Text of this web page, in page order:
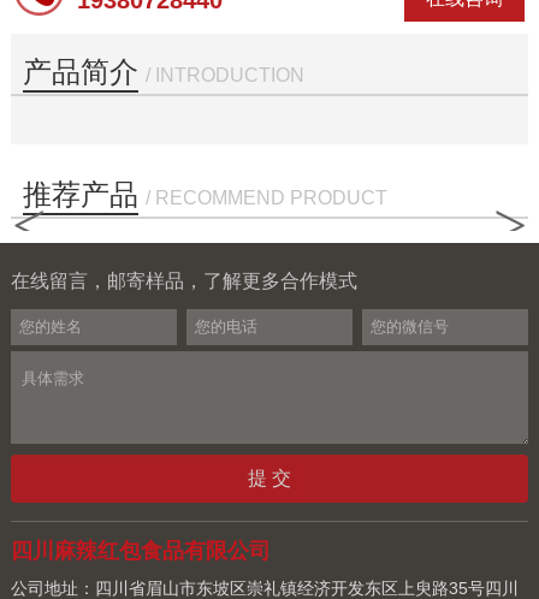
产品简介 / INTRODUCTION
推荐产品 / RECOMMEND PRODUCT
< >
在线留言，邮寄样品，了解更多合作模式
四川麻辣红包食品有限公司
公司地址：四川省眉山市东坡区崇礼镇经济开发东区上臾路35号四川